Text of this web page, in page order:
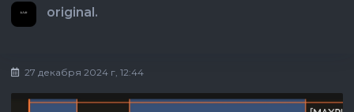
original.
27 декабря 2024 г, 12:44